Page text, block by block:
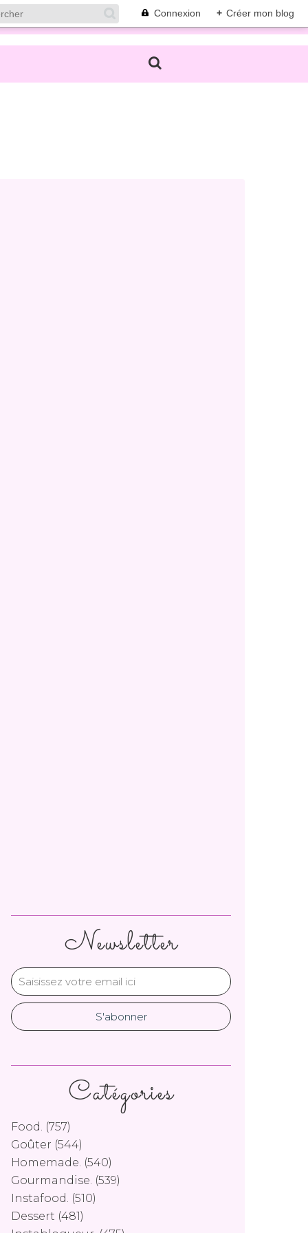
Connexion + Créer mon blog
Newsletter
Catégories
Food. (757)
Goûter (544)
Homemade. (540)
Gourmandise. (539)
Instafood. (510)
Dessert (481)